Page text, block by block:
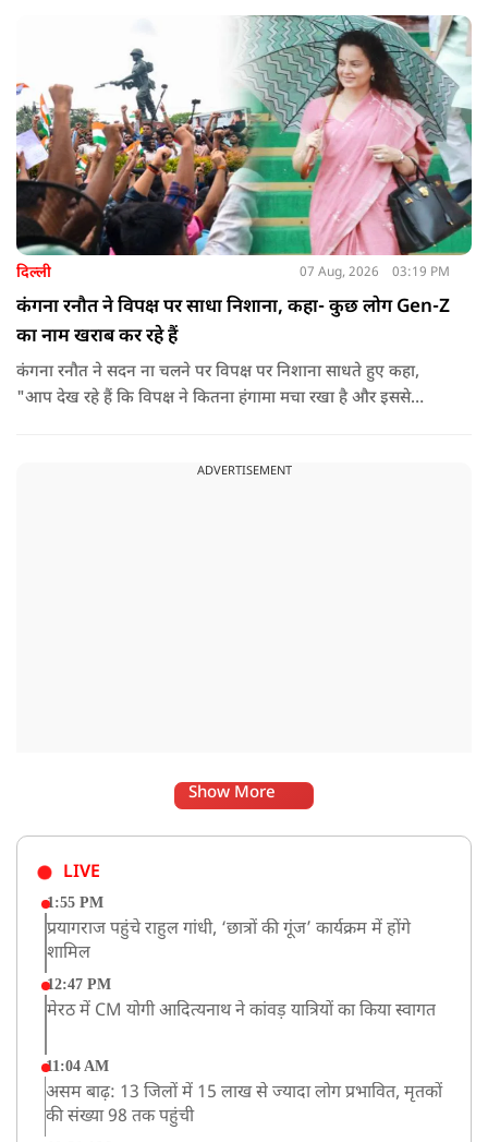
दिल्ली 07 Aug, 2026 03:19 PM
कंगना रनौत ने विपक्ष पर साधा निशाना, कहा- कुछ लोग Gen-Z
का नाम खराब कर रहे हैं
कंगना रनौत ने सदन ना चलने पर विपक्ष पर निशाना साधते हुए कहा,
"आप देख रहे हैं कि विपक्ष ने कितना हंगामा मचा रखा है और इससे
देश के सामने साफ हो रही है. और जब हारते हैं, तो रोना रोते हैं."
ADVERTISEMENT
Show More
LIVE
1:55 PM
प्रयागराज पहुंचे राहुल गांधी, ‘छात्रों की गूंज’ कार्यक्रम में होंगे
शामिल
12:47 PM
मेरठ में CM योगी आदित्यनाथ ने कांवड़ यात्रियों का किया स्वागत
11:04 AM
असम बाढ़: 13 जिलों में 15 लाख से ज्यादा लोग प्रभावित, मृतकों
की संख्या 98 तक पहुंची